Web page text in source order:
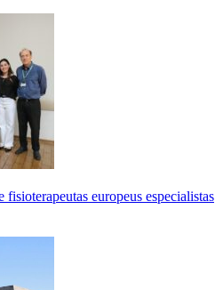
europeus especialistas